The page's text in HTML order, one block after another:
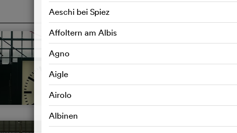
Aeschi bei Spiez
Affoltern am Albis
Agno
Aigle
Airolo
Albinen